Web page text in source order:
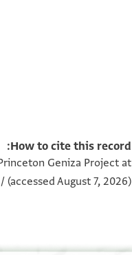
How to cite this record:
Geniza Project at
(accessed August 7, 2026).